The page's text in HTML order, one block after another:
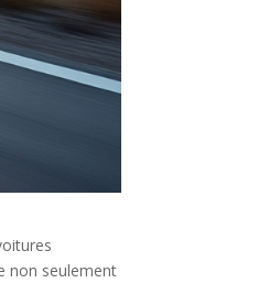
non seulement